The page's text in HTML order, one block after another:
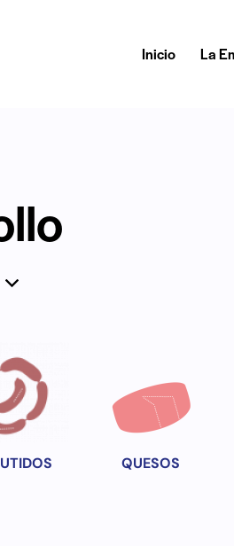
Inicio La
QUESOS